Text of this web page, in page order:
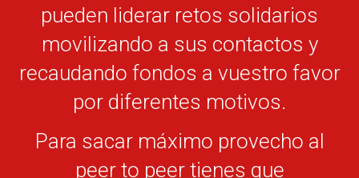
pueden liderar retos solidarios
movilizando a sus contactos y
recaudando fondos a vuestro favor
por diferentes motivos.
Para sacar máximo provecho al
peer to peer tienes que